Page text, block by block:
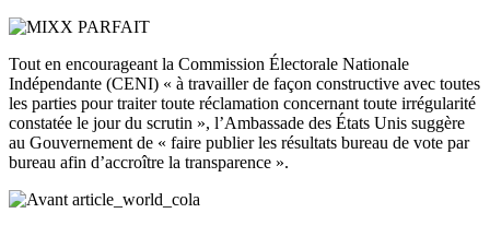
Tout en encourageant la Commission Électorale Nationale
Indépendante (CENI) « à travailler de façon constructive avec toutes
les parties pour traiter toute réclamation concernant toute irrégularité
constatée le jour du scrutin », l’Ambassade des États Unis suggère
au Gouvernement de « faire publier les résultats bureau de vote par
bureau afin d’accroître la transparence ».